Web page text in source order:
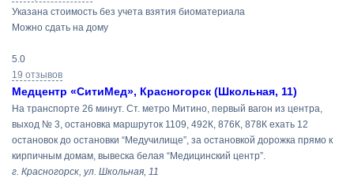
Указана стоимость без учета взятия биоматериала
Можно сдать на дому
5.0
19 отзывов
Медцентр «СитиМед», Красногорск (Школьная, 11)
На транспорте 26 минут. Ст. метро Митино, первый вагон из центра,
выход № 3, остановка маршруток 1109, 492К, 876К, 878К ехать 12
остановок до остановки “Медучилище”, за остановкой дорожка прямо к
кирпичным домам, вывеска белая “Медицинский центр”.
г. Красногорск, ул. Школьная, 11